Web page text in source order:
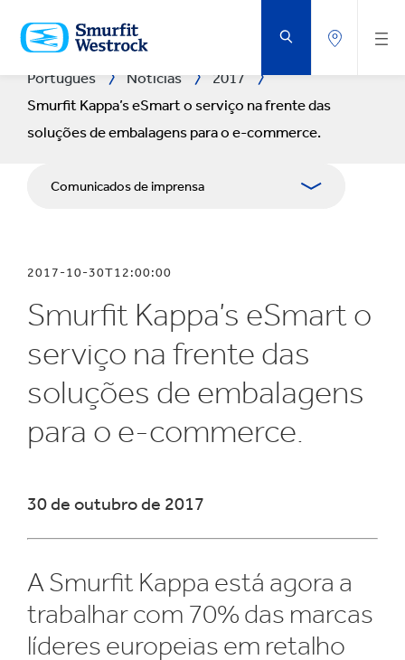
AO
CONTEÚDO
PRINCIPAL
Português Notícias
2017
Smurfit Kappa’s eSmart o serviço na frente das
soluções de embalagens para o e-commerce.
Comunicados de imprensa
Recursos para comunicação social
Blogue
2017-10-30T12:00:00
Smurfit Kappa’s eSmart o
serviço na frente das
soluções de embalagens
para o e-commerce.
30 de outubro de 2017
A Smurfit Kappa está agora a
trabalhar com 70% das marcas
líderes europeias em retalho